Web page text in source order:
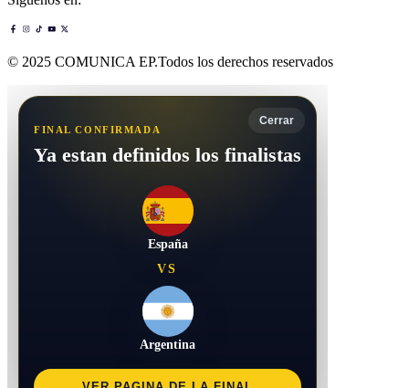
© 2025 COMUNICA EP.Todos los derechos reservados
Cerrar
FINAL CONFIRMADA
Ya estan definidos los finalistas
España
VS
Argentina